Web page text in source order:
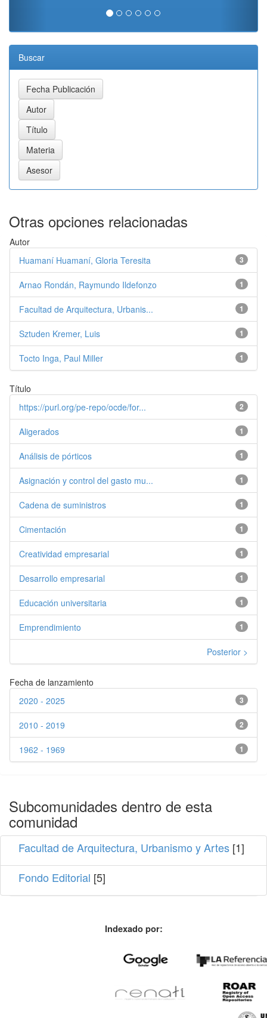
Buscar
Otras opciones relacionadas
Autor
3
Huamaní Huamaní, Gloria Teresita
1
Arnao Rondán, Raymundo Ildefonzo
1
Facultad de Arquitectura, Urbanis...
1
Sztuden Kremer, Luis
1
Tocto Inga, Paul Miller
Título
2
https://purl.org/pe-repo/ocde/for...
1
Aligerados
1
Análisis de pórticos
1
Asignación y control del gasto mu...
1
Cadena de suministros
1
Cimentación
1
Creatividad empresarial
1
Desarrollo empresarial
1
Educación universitaria
1
Emprendimiento
Posterior >
Fecha de lanzamiento
3
2020 - 2025
2
2010 - 2019
1
1962 - 1969
Subcomunidades dentro de esta
comunidad
Facultad de Arquitectura, Urbanismo y Artes [1]
Fondo Editorial [5]
Indexado por: